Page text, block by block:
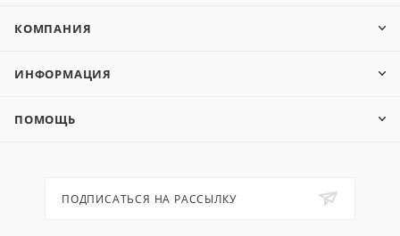
КОМПАНИЯ
ИНФОРМАЦИЯ
ПОМОЩЬ
ПОДПИСАТЬСЯ НА РАССЫЛКУ